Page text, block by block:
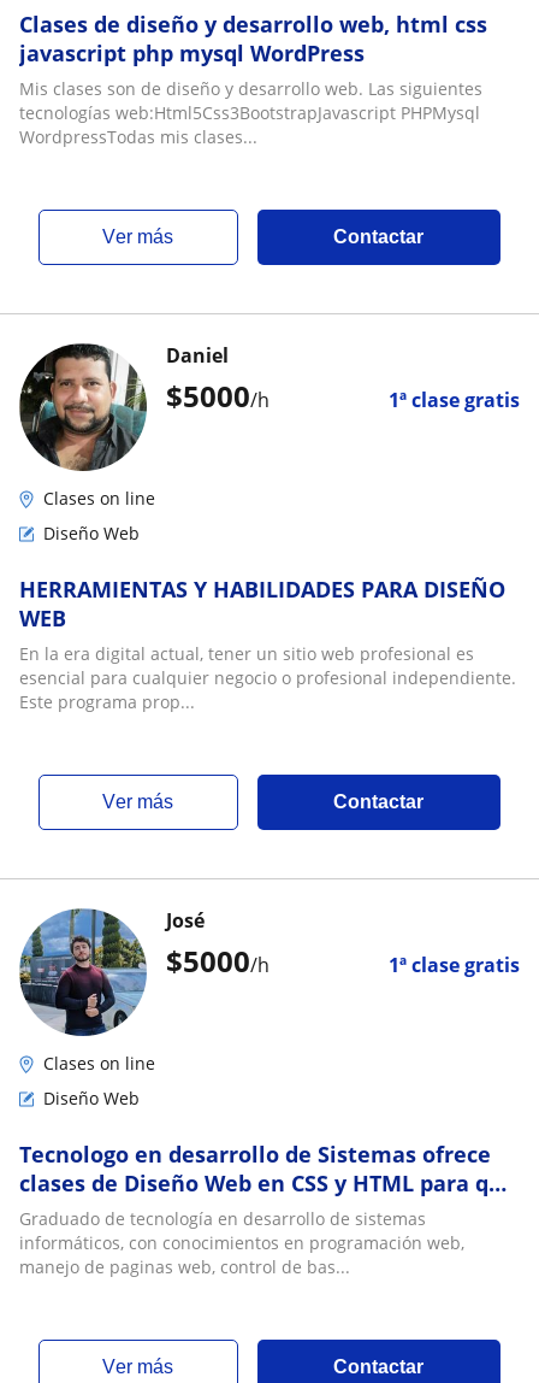
Clases de diseño y desarrollo web, html css
javascript php mysql WordPress
Mis clases son de diseño y desarrollo web. Las siguientes
tecnologías web:Html5Css3BootstrapJavascript PHPMysql
WordpressTodas mis clases...
ver más Contactar
$5000/h 1ª clase gratis
Daniel
Clases on line
Diseño Web
HERRAMIENTAS Y HABILIDADES PARA DISEÑO
WEB
En la era digital actual, tener un sitio web profesional es
esencial para cualquier negocio o profesional independiente.
Este programa prop...
ver más Contactar
$5000/h 1ª clase gratis
José
Clases on line
Diseño Web
Tecnologo en desarrollo de Sistemas ofrece
clases de Diseño Web en CSS y HTML para que
tengas bases extras en tus estudios
Graduado de tecnología en desarrollo de sistemas
informáticos, con conocimientos en programación web,
manejo de paginas web, control de bas...
ver más Contactar